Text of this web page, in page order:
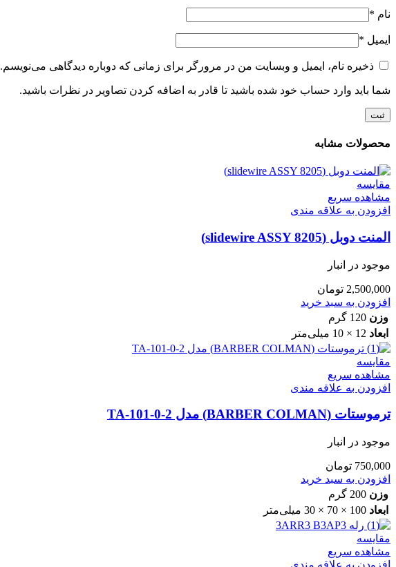
نام *
ایمیل *
ذخیره نام، ایمیل و وبسایت من در مرورگر برای زمانی که دوباره دیدگاهی می‌نویسم.
شما باید وارد حساب خود شده باشید تا قادر به اضافه کردن تصاویر در نظرات باشید.
محصولات مشابه
مقایسه
مشاهده سریع
افزودن به علاقه مندی
المنت دوبل (slidewire ASSY 8205)
موجود در انبار
2,500,000 تومان
افزودن به سبد خرید
وزن 120 گرم
ابعاد 12 × 10 میلی‌متر
مقایسه
مشاهده سریع
افزودن به علاقه مندی
ترموستات (BARBER COLMAN) مدل TA-101-0-2
موجود در انبار
750,000 تومان
افزودن به سبد خرید
وزن 200 گرم
ابعاد 100 × 70 × 30 میلی‌متر
مقایسه
مشاهده سریع
افزودن به علاقه مندی